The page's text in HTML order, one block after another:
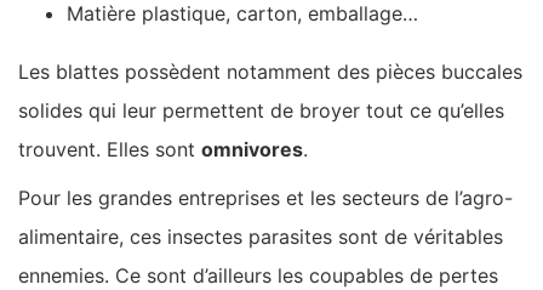
Matière plastique, carton, emballage…
Les blattes possèdent notamment des pièces buccales
solides qui leur permettent de broyer tout ce qu’elles
trouvent. Elles sont omnivores.
Pour les grandes entreprises et les secteurs de l’agro-
alimentaire, ces insectes parasites sont de véritables
ennemies. Ce sont d’ailleurs les coupables de pertes